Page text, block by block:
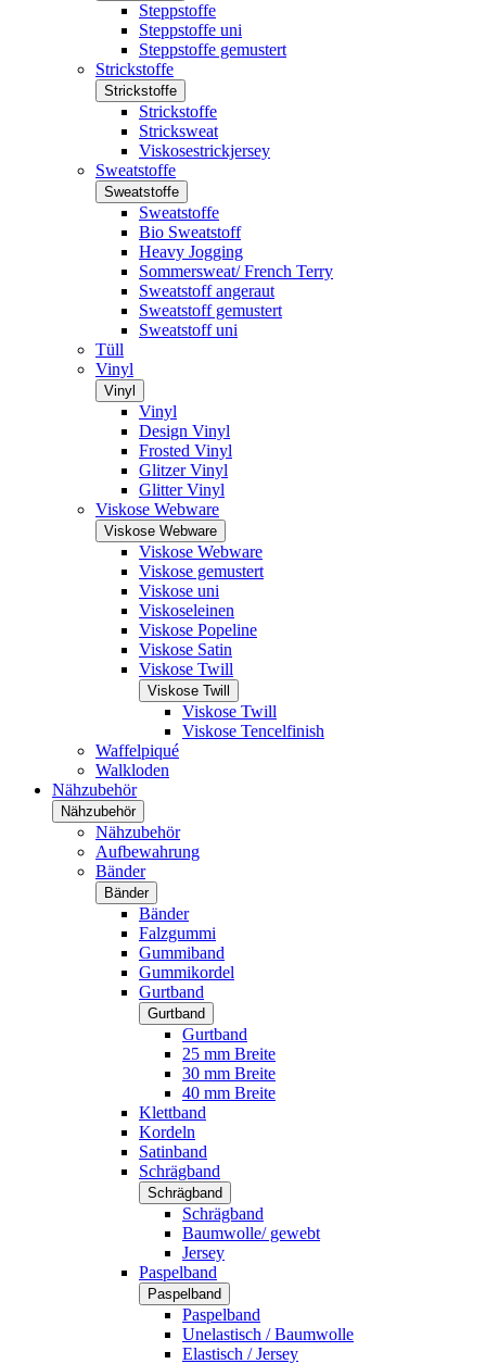
Steppstoffe
Steppstoffe uni
Steppstoffe gemustert
Strickstoffe
Strickstoffe
Strickstoffe
Stricksweat
Viskosestrickjersey
Sweatstoffe
Sweatstoffe
Sweatstoffe
Bio Sweatstoff
Heavy Jogging
Sommersweat/ French Terry
Sweatstoff angeraut
Sweatstoff gemustert
Sweatstoff uni
Tüll
Vinyl
Vinyl
Vinyl
Design Vinyl
Frosted Vinyl
Glitzer Vinyl
Glitter Vinyl
Viskose Webware
Viskose Webware
Viskose Webware
Viskose gemustert
Viskose uni
Viskoseleinen
Viskose Popeline
Viskose Satin
Viskose Twill
Viskose Twill
Viskose Twill
Viskose Tencelfinish
Waffelpiqué
Walkloden
Nähzubehör
Nähzubehör
Nähzubehör
Aufbewahrung
Bänder
Bänder
Bänder
Falzgummi
Gummiband
Gummikordel
Gurtband
Gurtband
Gurtband
25 mm Breite
30 mm Breite
40 mm Breite
Klettband
Kordeln
Satinband
Schrägband
Schrägband
Schrägband
Baumwolle/ gewebt
Jersey
Paspelband
Paspelband
Paspelband
Unelastisch / Baumwolle
Elastisch / Jersey